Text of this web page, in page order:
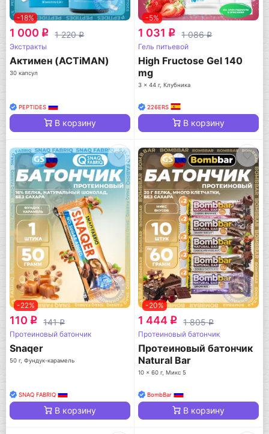
-18%
1 000 q 1 220q
Экстракты
Актимен (ACTiMAN)
30 капсул
PEPTIDES
В корзину
-5%
1 031 q 1 086q
Гель питьевой
High Fructose Gel 140
mg
3 x 44 г, Клубника
226ERS
В корзину
-22%
110 q 141q
Протеиновый батончик
Snaqer
50 г, Фундук-карамель
SNAQ FABRIQ
В корзину
-20%
1 444 q 1 805q
Протеиновый батончик
Протеиновый батончик
Natural Bar
10 x 60 г, Микс 5
BombBar
В корзину